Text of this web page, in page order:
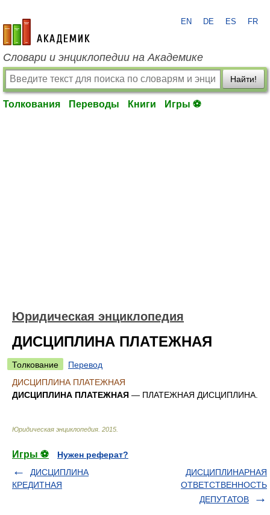
academic.ru
EN DE ES FR
Словари и энциклопедии на Академике
Найти!
Толкования Переводы Книги Игры ⚽
Юридическая энциклопедия
ДИСЦИПЛИНА ПЛАТЕЖНАЯ
Толкование
Перевод
ДИСЦИПЛИНА ПЛАТЕЖНАЯ
ДИСЦИПЛИНА ПЛАТЕЖНАЯ — ПЛАТЕЖНАЯ ДИСЦИПЛИНА.
Юридическая энциклопедия 2015
Игры ⚽
Нужен реферат?
ДИСЦИПЛИНА
КРЕДИТНАЯ
ДИСЦИПЛИНАРНАЯ
ОТВЕТСТВЕННОСТЬ
ДЕПУТАТОВ